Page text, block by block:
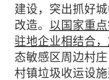
建设，突出抓好
改造。 以 国家重
驻地企业相结合
态敏感区周边村
村镇垃圾收运设